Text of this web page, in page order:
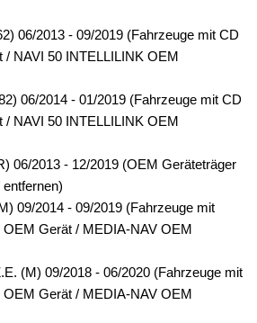
06/2013 - 09/2019 (Fahrzeuge mit CD
/ NAVI 50 INTELLILINK OEM
06/2014 - 01/2019 (Fahrzeuge mit CD
/ NAVI 50 INTELLILINK OEM
06/2013 - 12/2019 (OEM Geräteträger
09/2014 - 09/2019 (Fahrzeuge mit
Gerät / MEDIA-NAV OEM
(M) 09/2018 - 06/2020 (Fahrzeuge mit
Gerät / MEDIA-NAV OEM